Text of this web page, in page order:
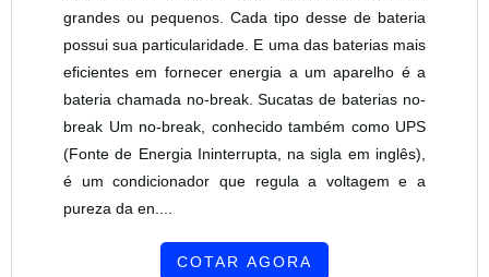
grandes ou pequenos. Cada tipo desse de bateria
possui sua particularidade. E uma das baterias mais
eficientes em fornecer energia a um aparelho é a
bateria chamada no-break. Sucatas de baterias no-
break Um no-break, conhecido também como UPS
(Fonte de Energia Ininterrupta, na sigla em inglês),
é um condicionador que regula a voltagem e a
pureza da en....
COTAR AGORA